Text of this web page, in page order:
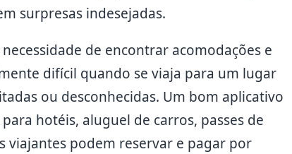
surpresas indesejadas.
de encontrar acomodações e
difícil quando se viaja para um lugar
ou desconhecidas. Um bom aplicativo
hotéis, aluguel de carros, passes de
viajantes podem reservar e pagar por